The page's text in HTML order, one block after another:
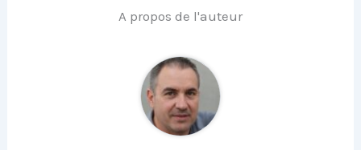
A propos de l'auteur